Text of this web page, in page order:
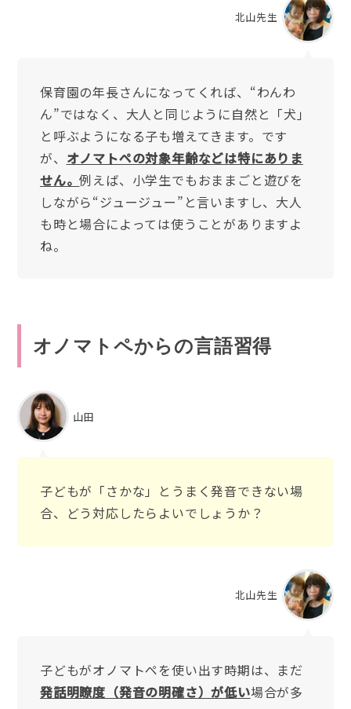
北山先生
保育園の年長さんになってくれば、“わんわ
ん”ではなく、大人と同じように自然と「犬」
と呼ぶようになる子も増えてきます。です
が、 オノマトペの対象年齢などは特にありま
せん。例えば、小学生でもおままごと遊びを
しながら“ジュージュー”と言いますし、大人
も時と場合によっては使うことがありますよ
ね。
オノマトペからの言語習得
山田
子どもが「さかな」とうまく発音できない場
合、どう対応したらよいでしょうか？
北山先生
子どもがオノマトペを使い出す時期は、まだ
発話明瞭度（発音の明確さ）が低い場合が多